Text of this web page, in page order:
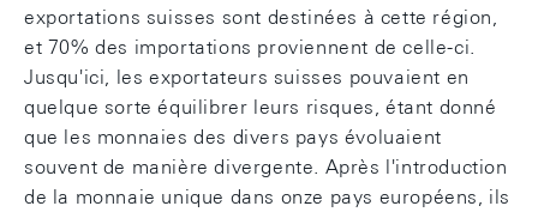
exportations suisses sont destinées à cette région,
et 70% des importations proviennent de celle-ci.
Jusqu'ici, les exportateurs suisses pouvaient en
quelque sorte équilibrer leurs risques, étant donné
que les monnaies des divers pays évoluaient
souvent de manière divergente. Après l'introduction
de la monnaie unique dans onze pays européens, ils